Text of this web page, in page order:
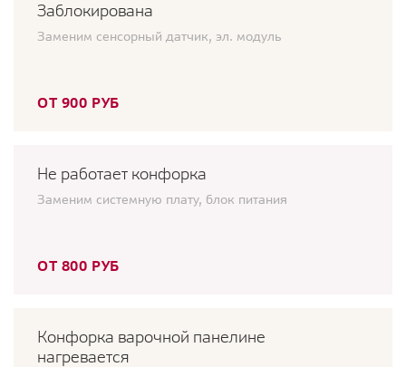
Заблокирована
Заменим сенсорный датчик, эл. модуль
ОТ 900 РУБ
Не работает конфорка
Заменим системную плату, блок питания
ОТ 800 РУБ
Конфорка варочной панелине
нагревается